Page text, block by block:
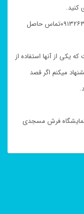
کنید.
جهت خرید و ثبت سفارش با شماره تماس۰۹۱۳۲۶۳۴۲۴۵تماس حاصل
یکی از آنها استفاده از
میکنم اگر قصد
فرش مسجدی